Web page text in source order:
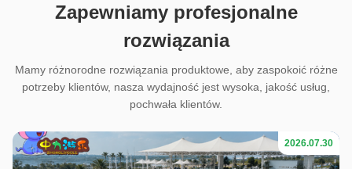
Zapewniamy profesjonalne
rozwiązania
Mamy różnorodne rozwiązania produktowe, aby zaspokoić różne
potrzeby klientów, nasza wydajność jest wysoka, jakość usług,
pochwała klientów.
2026.07.30